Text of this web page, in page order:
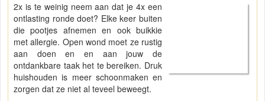
2x is te weinig neem aan dat je 4x een
ontlasting ronde doet? Elke keer buiten
die pootjes afnemen en ook buikkie
met allergie. Open wond moet ze rustig
aan doen en en aan jouw de
ontdankbare taak het te bereiken. Druk
huishouden is meer schoonmaken en
zorgen dat ze niet al teveel beweegt.